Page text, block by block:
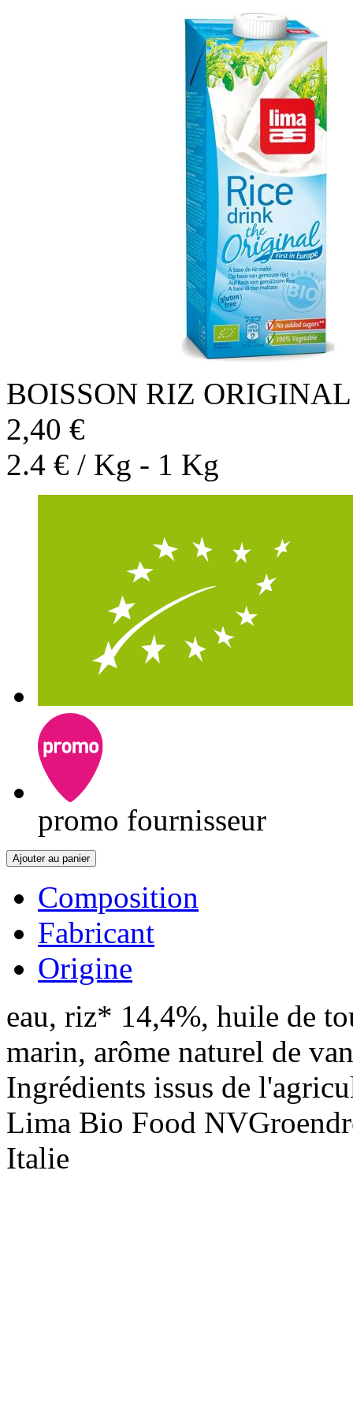
BOISSON RIZ
2,40 €
2.4 € / Kg - 1 Kg
promo fournisseur
Ajouter au panier
Composition
Fabricant
Origine
eau, riz* 14,4%, huile de
marin, arôme naturel de
Ingrédients issus de
Lima Bio Food
Italie